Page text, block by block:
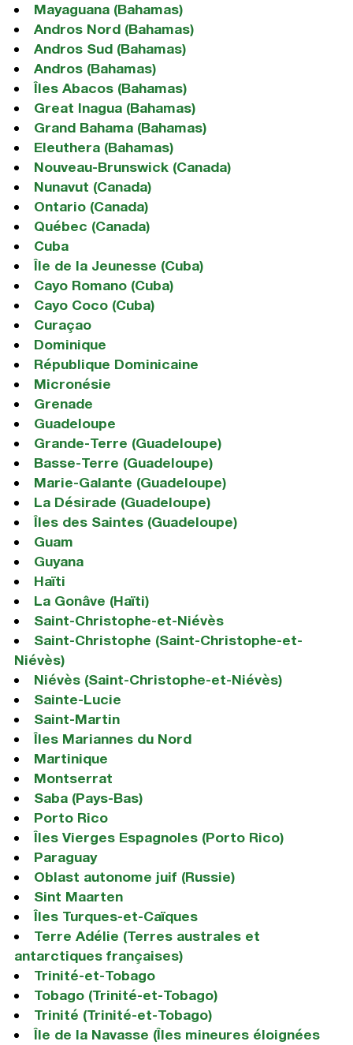
Mayaguana (Bahamas)
Andros Nord (Bahamas)
Andros Sud (Bahamas)
Andros (Bahamas)
Îles Abacos (Bahamas)
Great Inagua (Bahamas)
Grand Bahama (Bahamas)
Eleuthera (Bahamas)
Nouveau-Brunswick (Canada)
Nunavut (Canada)
Ontario (Canada)
Québec (Canada)
Cuba
Île de la Jeunesse (Cuba)
Cayo Romano (Cuba)
Cayo Coco (Cuba)
Curaçao
Dominique
République Dominicaine
Micronésie
Grenade
Guadeloupe
Grande-Terre (Guadeloupe)
Basse-Terre (Guadeloupe)
Marie-Galante (Guadeloupe)
La Désirade (Guadeloupe)
Îles des Saintes (Guadeloupe)
Guam
Guyana
Haïti
La Gonâve (Haïti)
Saint-Christophe-et-Niévès
Saint-Christophe (Saint-Christophe-et-
Niévès)
Niévès (Saint-Christophe-et-Niévès)
Sainte-Lucie
Saint-Martin
Îles Mariannes du Nord
Martinique
Montserrat
Saba (Pays-Bas)
Porto Rico
Îles Vierges Espagnoles (Porto Rico)
Paraguay
Oblast autonome juif (Russie)
Sint Maarten
Îles Turques-et-Caïques
Terre Adélie (Terres australes et
antarctiques françaises)
Trinité-et-Tobago
Tobago (Trinité-et-Tobago)
Trinité (Trinité-et-Tobago)
Île de la Navasse (Îles mineures éloignées